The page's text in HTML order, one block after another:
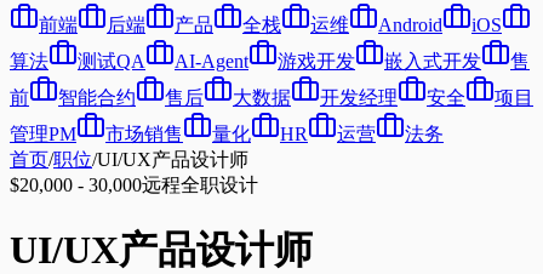
前端
后端 产品 全栈 运维 Android
iOS
算法
测试QA AI-Agent 游戏开发 嵌入式开发
售
前
智能合约 售后 大数据 开发经理 安全
项目
管理PM
市场销售 量化 HR 运营
法务
首页/职位/UI/UX产品设计师
$20,000 - 30,000远程全职设计
UI/UX产品设计师